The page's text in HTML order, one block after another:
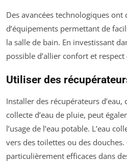
Des avancées technologiques
d’équipements permettant de
la salle de bain. En investissant
possible d’allier confort et
Utiliser des
Installer des récupérateurs
collecte d’eau de pluie, peut
l’usage de l’eau potable. L’eau
vers des toilettes ou des douches.
particulièrement efficaces dans